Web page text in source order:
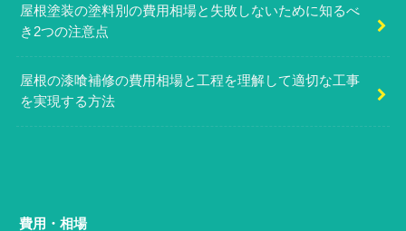
屋根塗装の塗料別の費用相場と失敗しないために知るべ
き2つの注意点
屋根の漆喰補修の費用相場と工程を理解して適切な工事
を実現する方法
費用・相場